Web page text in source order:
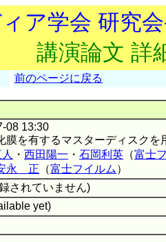
ア学会 研究
講演論文 詳
前のページに戻る
08 13:30
膜を有するマスターディスクを
・ 西田陽一 ・ 石岡利英 （富士
永 正 （富士フイルム ）
されていません)
yet)